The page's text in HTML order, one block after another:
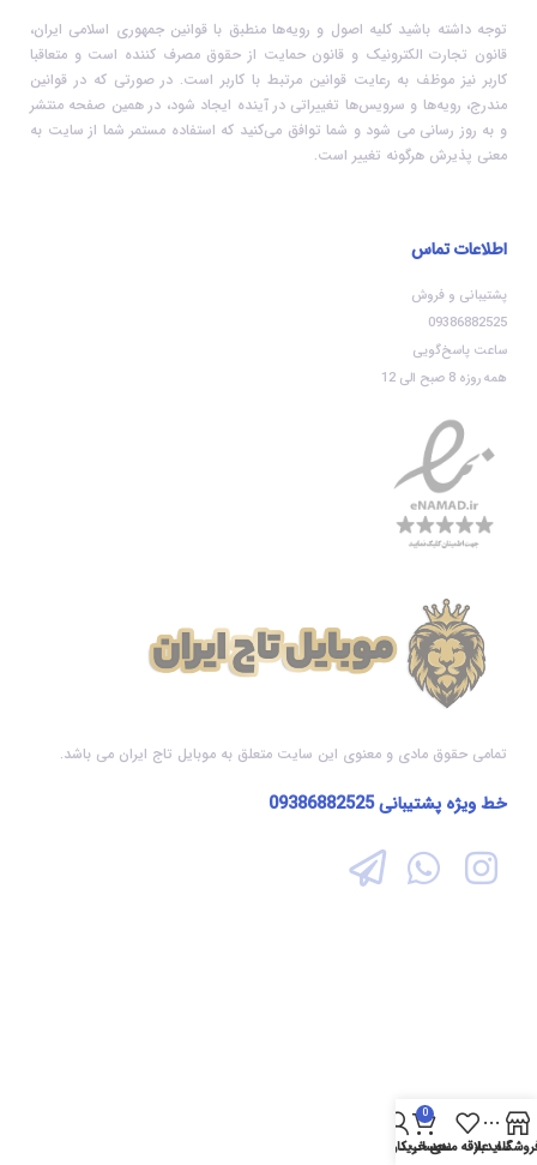
توجه داشته باشید کلیه اصول و رویه‏‌ها منطبق با قوانین جمهوری اسلامی ایران،
قانون تجارت الکترونیک و قانون حمایت از حقوق مصرف کننده است و متعاقبا
کاربر نیز موظف به رعایت قوانین مرتبط با کاربر است. در صورتی که در قوانین
مندرج، رویه‏‌ها و سرویس‏‌ها تغییراتی در آینده ایجاد شود، در همین صفحه منتشر
و به روز رسانی می شود و شما توافق می‏‌کنید که استفاده مستمر شما از سایت به
معنی پذیرش هرگونه تغییر است.
اطلاعات تماس
پشتیبانی و فروش
09386882525
ساعت پاسخ‌گویی
همه روزه 8 صبح الی 12
تمامی حقوق مادی و معنوی این سایت متعلق به موبایل تاج ایران می باشد.
خط ویژه پشتیبانی09386882525
سایدبارعلاقه مندی
0
سبد خرید
حساب کاربری من